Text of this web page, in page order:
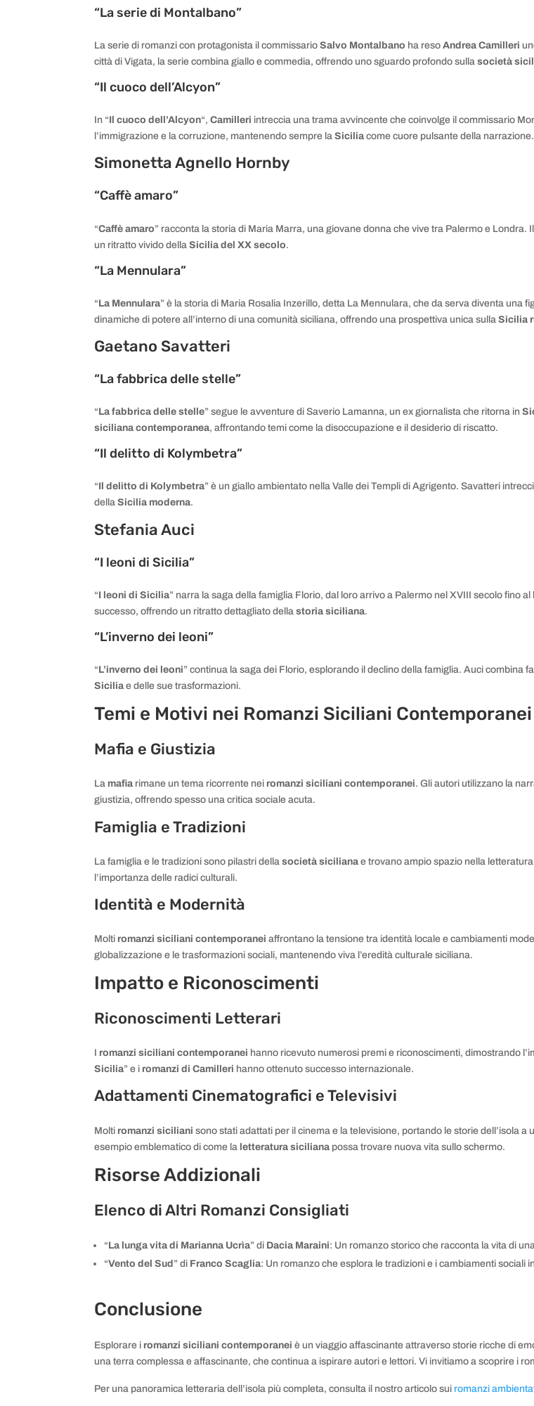
“La serie di Montalbano”
La serie di romanzi con protagonista il commissarioSalvo Montalbano ha resoAndrea Camilleri
città di Vigata, la serie combina giallo e commedia, offrendo uno sguardo profondo sullasocietà
“Il cuoco dell’Alcyon”
In “Il cuoco dell’Alcyon“,Camilleri intreccia una trama avvincente che coinvolge il commissario
l’immigrazione e la corruzione, mantenendo sempre laSicilia come cuore pulsante della narrazione.
Simonetta Agnello Hornby
“Caffè amaro”
“Caffè amaro” racconta la storia di Maria Marra, una giovane donna che vive tra Palermo e
un ritratto vivido dellaSicilia del XX secolo.
“La Mennulara”
“La Mennulara” è la storia di Maria Rosalia Inzerillo, detta La Mennulara, che da serva diventa una
dinamiche di potere all’interno di una comunità siciliana, offrendo una prospettiva unica sullaSicilia
Gaetano Savatteri
“La fabbrica delle stelle”
“La fabbrica delle stelle” segue le avventure di Saverio Lamanna, un ex giornalista che ritorna in
siciliana contemporanea, affrontando temi come la disoccupazione e il desiderio di riscatto.
“Il delitto di Kolymbetra”
“Il delitto di Kolymbetra” è un giallo ambientato nella Valle dei Templi di Agrigento. Savatteri
dellaSicilia moderna.
Stefania Auci
“I leoni di Sicilia”
“I leoni di Sicilia” narra la saga della famiglia Florio, dal loro arrivo a Palermo nel XVIII secolo fino
successo, offrendo un ritratto dettagliato dellastoria siciliana.
“L’inverno dei leoni”
“L’inverno dei leoni” continua la saga dei Florio, esplorando il declino della famiglia. Auci
Sicilia e delle sue trasformazioni.
Temi e Motivi nei Romanzi Siciliani Contemporanei
Mafia e Giustizia
La mafia rimane un tema ricorrente nei romanzi siciliani contemporanei. Gli autori utilizzano la
giustizia, offrendo spesso una critica sociale acuta.
Famiglia e Tradizioni
La famiglia e le tradizioni sono pilastri dellasocietà siciliana e trovano ampio spazio nella
l’importanza delle radici culturali.
Identità e Modernità
Molti romanzi siciliani contemporanei affrontano la tensione tra identità locale e cambiamenti
globalizzazione e le trasformazioni sociali, mantenendo viva l’eredità culturale siciliana.
Impatto e Riconoscimenti
Riconoscimenti Letterari
I romanzi siciliani contemporanei hanno ricevuto numerosi premi e riconoscimenti, dimostrando
Sicilia” e i romanzi di Camilleri hanno ottenuto successo internazionale.
Adattamenti Cinematografici e Televisivi
Molti romanzi siciliani sono stati adattati per il cinema e la televisione, portando le storie dell’isola
esempio emblematico di come la letteratura siciliana possa trovare nuova vita sullo schermo.
Risorse Addizionali
Elenco di Altri Romanzi Consigliati
“La lunga vita di Marianna Ucrìa” di Dacia Maraini: Un romanzo storico che racconta la vita di una
“Vento del Sud ” di Franco Scaglia: Un romanzo che esplora le tradizioni e i cambiamenti sociali
Conclusione
Esplorare i romanzi siciliani contemporanei è un viaggio affascinante attraverso storie ricche di
una terra complessa e affascinante, che continua a ispirare autori e lettori. Vi invitiamo a scoprire i
Per una panoramica letteraria dell’isola più completa, consulta il nostro articolo sui romanzi